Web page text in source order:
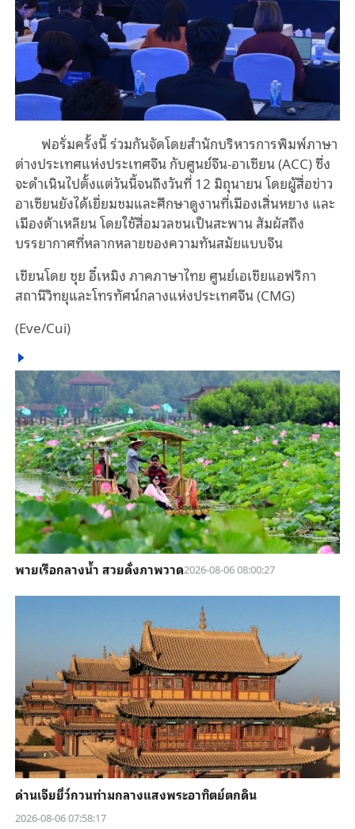
ฟอรั่มครั้งนี้ ร่วมกันจัดโดยสำนักบริหารการพิมพ์ภาษา
ต่างประเทศแห่งประเทศจีน กับศูนย์จีน-อาเซียน (ACC) ซึ่ง
จะดำเนินไปตั้งแต่วันนี้จนถึงวันที่ 12 มิถุนายน โดยผู้สื่อข่าว
อาเซียนยังได้เยี่ยมชมและศึกษาดูงานที่เมืองเสิ่นหยาง และ
เมืองต้าเหลียน โดยใช้สื่อมวลชนเป็นสะพาน สัมผัสถึง
บรรยากาศที่หลากหลายของความทันสมัยแบบจีน
เขียนโดย ชุย อี๋เหมิง ภาคภาษาไทย ศูนย์เอเชียแอฟริกา
สถานีวิทยุและโทรทัศน์กลางแห่งประเทศจีน (CMG)
(Eve/Cui)
พายเรือกลางน้ำ สวยดั่งภาพวาด2026-08-06 08:00:27
ด่านเจียยี่ว์กวนท่ามกลางแสงพระอาทิตย์ตกดิน
2026-08-06 07:58:17